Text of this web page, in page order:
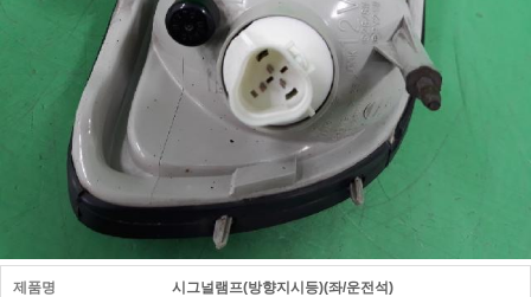
제품명 시그널램프(방향지시등)(좌/운전석)